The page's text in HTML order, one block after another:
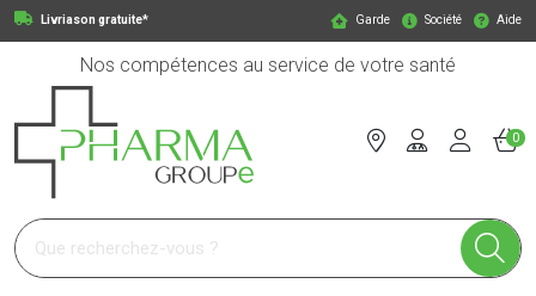
Livriason gratuite* Garde Société Aide
Nos compétences au service de votre santé
Pharmagroupe Votre pharmacie en ligne à votre service
0